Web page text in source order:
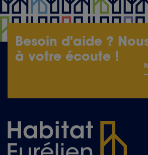
Besoin d'aide ?
à votre écoute !